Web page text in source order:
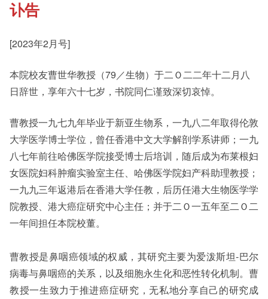
《新亚书院概览》
影片库
Student Development
讣告
[2023年2月号]
本院校友曹世华教授（79／生物）于二Ｏ二二年十二月八
日辞世，享年六十七岁，书院同仁谨致深切哀悼。
曹教授一九七九年毕业于新亚生物系，一九八二年取得伦敦
大学医学博士学位，曾任香港中文大学解剖学系讲师；一九
八七年前往哈佛医学院接受博士后培训，随后成为布莱根妇
女医院妇科肿瘤实验室主任、哈佛医学院妇产科助理教授；
一九九三年返港后在香港大学任教，后历任港大生物医学学
院教授、港大癌症研究中心主任；并于二Ｏ一五年至二Ｏ二
一年间担任本院校董。
曹教授是鼻咽癌领域的权威，其研究主要为爱泼斯坦-巴尔
病毒与鼻咽癌的关系，以及细胞永生化和恶性转化机制。曹
教授一生致力于推进癌症研究，无私地分享自己的研究成